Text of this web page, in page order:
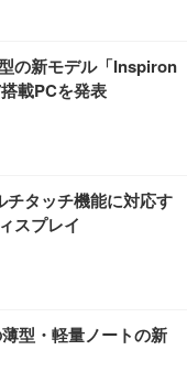
の新モデル「Inspiron
載PCを発表
タッチ機能に対応す
スプレイ
型・軽量ノートの新